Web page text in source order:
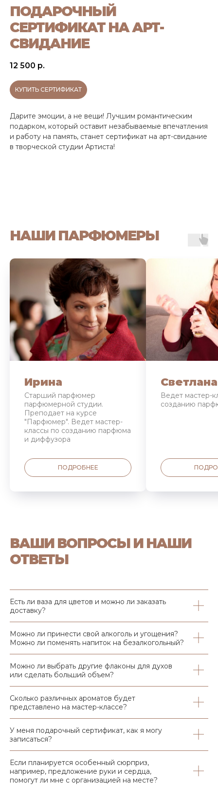
ПОДАРОЧНЫЙ
СЕРТИФИКАТ НА АРТ-
СВИДАНИЕ
12 500 р.
КУПИТЬ СЕРТИФИКАТ
Дарите эмоции, а не вещи! Лучшим романтическим
подарком, который оставит незабываемые впечатления
и работу на память, станет сертификат на арт-свидание
в творческой студии Артиста!
НАШИ ПАРФЮМЕРЫ
Ирина
Старший парфюмер
парфюмерной студии.
Преподает на курсе
"Парфюмер". Ведет мастер-
классы по созданию парфюма
и диффузора
ПОДРОБНЕЕ
Светлана
Ведет мастер-
созданию
ВАШИ ВОПРОСЫ И НАШИ
ОТВЕТЫ
Есть ли ваза для цветов и можно ли заказать
доставку?
Можно ли принести свой алкоголь и угощения?
Можно ли поменять напиток на безалкогольный?
Можно ли выбрать другие флаконы для духов
или сделать больший объем?
Сколько различных ароматов будет
представлено на мастер-классе?
У меня подарочный сертификат, как я могу
записаться?
Если планируется особенный сюрприз,
например, предложение руки и сердца,
помогут ли мне с организацией на месте?